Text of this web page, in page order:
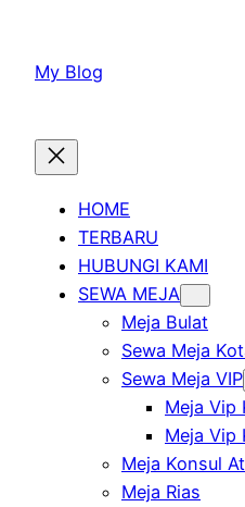
konten
My Blog
HOME
TERBARU
HUBUNGI KAMI
SEWA MEJA
Meja Bulat
Sewa Meja
Sewa Meja VIP
Meja Vip
Meja Vip
Meja Konsul
Meja Rias